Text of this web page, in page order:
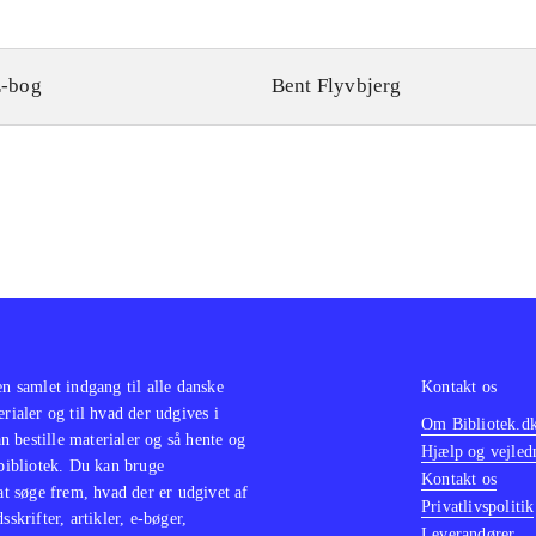
bog Bent Flyvbjerg
samlet indgang til alle danske
og til hvad der udgives i
bestille materialer og så hente og
Du kan bruge
søge frem, hvad der er udgivet af
artikler, e-bøger,
Kontakt os
Om
Hjælp og
Kontakt os
Privatlivspolitik